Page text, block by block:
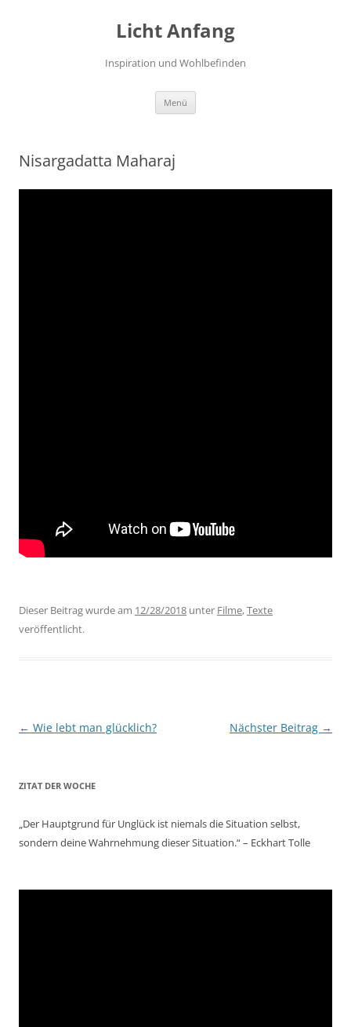
Licht Anfang
Inspiration und Wohlbefinden
Menü
Nisargadatta Maharaj
Dieser Beitrag wurde am 12/28/2018 unter Filme,Texte
veröffentlicht.
Beitragsnavigation
← Wie lebt man glücklich? Nächster Beitrag →
ZITAT DER WOCHE
„Der Hauptgrund für Unglück ist niemals die Situation selbst,
sondern deine Wahrnehmung dieser Situation.“ – Eckhart Tolle